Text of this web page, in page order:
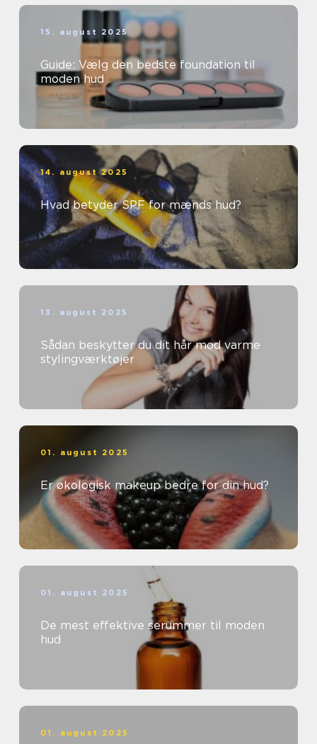
15. august 2025
Guide: Vælg den bedste foundation til
moden hud
14. august 2025
Hvad betyder SPF for mænds hud?
13. august 2025
Sådan beskytter du dit hår mod varme
stylingværktøjer
01. august 2025
Er økologisk makeup bedre for din hud?
01. august 2025
De mest effektive serummer til moden
hud
01. august 2025